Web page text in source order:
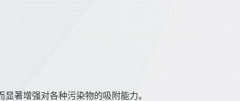
著增强对各种污染物的吸附能力。